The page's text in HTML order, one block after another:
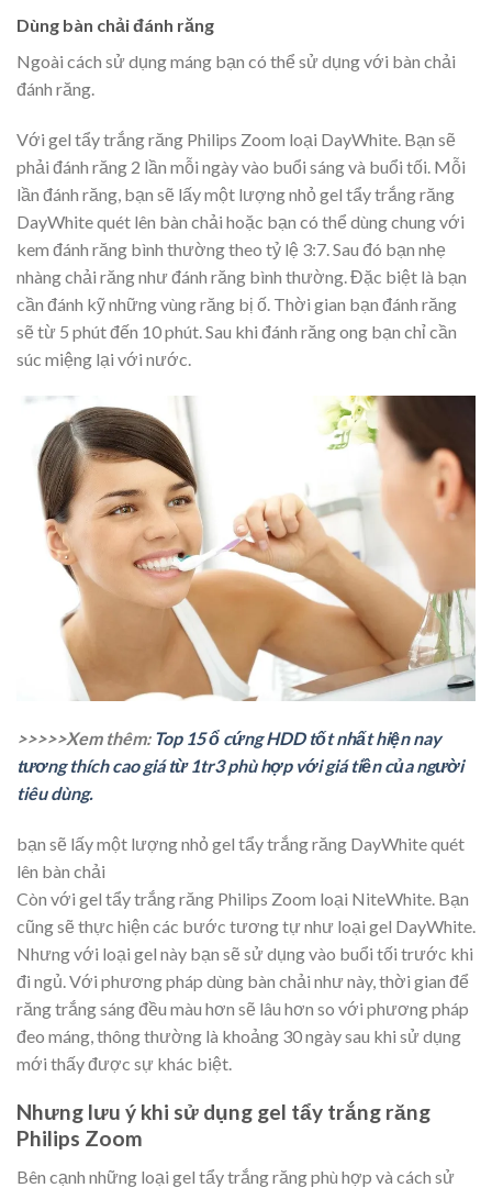
Dùng bàn chải đánh răng
Ngoài cách sử dụng máng bạn có thể sử dụng với bàn chải
đánh răng.
Với gel tẩy trắng răng Philips Zoom loại DayWhite. Bạn sẽ
phải đánh răng 2 lần mỗi ngày vào buổi sáng và buổi tối. Mỗi
lần đánh răng, bạn sẽ lấy một lượng nhỏ gel tẩy trắng răng
DayWhite quét lên bàn chải hoặc bạn có thể dùng chung với
kem đánh răng bình thường theo tỷ lệ 3:7. Sau đó bạn nhẹ
nhàng chải răng như đánh răng bình thường. Đặc biệt là bạn
cần đánh kỹ những vùng răng bị ố. Thời gian bạn đánh răng
sẽ từ 5 phút đến 10 phút. Sau khi đánh răng ong bạn chỉ cần
súc miệng lại với nước.
>>>>>Xem thêm: Top 15 ổ cứng HDD tốt nhất hiện nay
tương thích cao giá từ 1tr3 phù hợp với giá tiền của người
tiêu dùng.
bạn sẽ lấy một lượng nhỏ gel tẩy trắng răng DayWhite quét
lên bàn chải
Còn với gel tẩy trắng răng Philips Zoom loại NiteWhite. Bạn
cũng sẽ thực hiện các bước tương tự như loại gel DayWhite.
Nhưng với loại gel này bạn sẽ sử dụng vào buổi tối trước khi
đi ngủ. Với phương pháp dùng bàn chải như này, thời gian để
răng trắng sáng đều màu hơn sẽ lâu hơn so với phương pháp
đeo máng, thông thường là khoảng 30 ngày sau khi sử dụng
mới thấy được sự khác biệt.
Nhưng lưu ý khi sử dụng gel tẩy trắng răng
Philips Zoom
Bên cạnh những loại gel tẩy trắng răng phù hợp và cách sử